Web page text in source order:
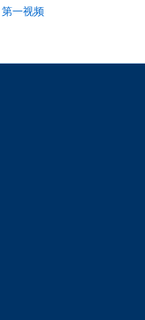
第一视频